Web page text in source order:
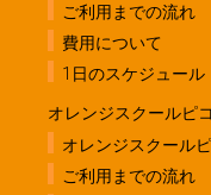
ご利用までの流れ
費用について
1日のスケジュール
オレンジスクールピ
オレンジスクール
ご利用までの流れ